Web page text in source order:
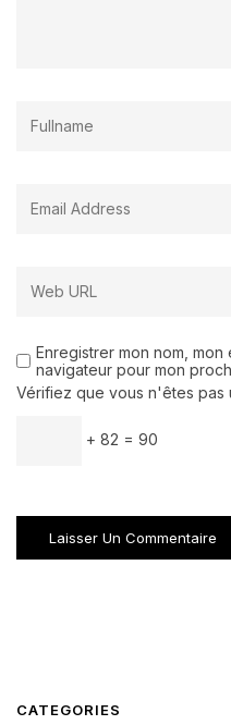
Enregistrer mon nom,
navigateur pour mon
Vérifiez que vous n'êtes pas
+ 82 = 90
CATEGORIES